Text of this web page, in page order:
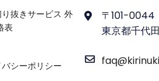
抜きサービス 外
表
バシーポリシー
〒101-0044
東京都千代